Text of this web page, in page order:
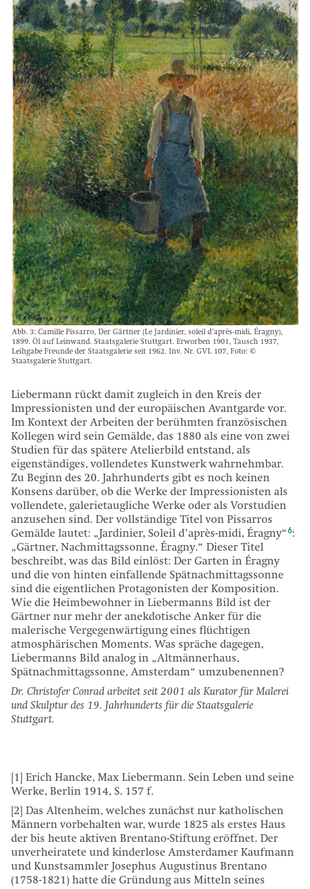
Abb. 3: Camille Pissarro, Der Gärtner (Le Jardinier, soleil d’après-midi, Éragny),
1899. Öl auf Leinwand. Staatsgalerie Stuttgart. Erworben 1901, Tausch 1937,
Leihgabe Freunde der Staatsgalerie seit 1962. Inv. Nr. GVL 107, Foto: ©
Staatsgalerie Stuttgart.
Liebermann rückt damit zugleich in den Kreis der
Impressionisten und der europäischen Avantgarde vor.
Im Kontext der Arbeiten der berühmten französischen
Kollegen wird sein Gemälde, das 1880 als eine von zwei
Studien für das spätere Atelierbild entstand, als
eigenständiges, vollendetes Kunstwerk wahrnehmbar.
Zu Beginn des 20. Jahrhunderts gibt es noch keinen
Konsens darüber, ob die Werke der Impressionisten als
vollendete, galerietaugliche Werke oder als Vorstudien
anzusehen sind. Der vollständige Titel von Pissarros
Gemälde lautet: „Jardinier, Soleil d’après-midi, Éragny“ 6:
„Gärtner, Nachmittagssonne, Éragny.“ Dieser Titel
beschreibt, was das Bild einlöst: Der Garten in Éragny
und die von hinten einfallende Spätnachmittagssonne
sind die eigentlichen Protagonisten der Komposition.
Wie die Heimbewohner in Liebermanns Bild ist der
Gärtner nur mehr der anekdotische Anker für die
malerische Vergegenwärtigung eines flüchtigen
atmosphärischen Moments. Was spräche dagegen,
Liebermanns Bild analog in „Altmännerhaus,
Spätnachmittagssonne, Amsterdam“ umzubenennen?
Dr. Christofer Conrad arbeitet seit 2001 als Kurator für Malerei
und Skulptur des 19. Jahrhunderts für die Staatsgalerie
Stuttgart.
[1] Erich Hancke, Max Liebermann. Sein Leben und seine
Werke, Berlin 1914, S. 157 f.
[2] Das Altenheim, welches zunächst nur katholischen
Männern vorbehalten war, wurde 1825 als erstes Haus
der bis heute aktiven Brentano-Stiftung eröffnet. Der
unverheiratete und kinderlose Amsterdamer Kaufmann
und Kunstsammler Josephus Augustinus Brentano
(1758-1821) hatte die Gründung aus Mitteln seines